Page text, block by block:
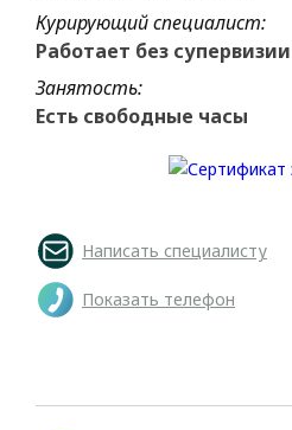
Курирующий специалист:
Работает без супервизии
Занятость:
Есть свободные часы
Написать специалисту
Показать телефон